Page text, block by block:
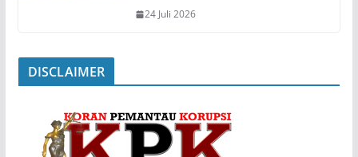
24 Juli 2026
DISCLAIMER